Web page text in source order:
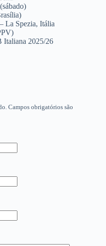
La Spezia, Itália
Italiana 2025/26
Campos obrigatórios são